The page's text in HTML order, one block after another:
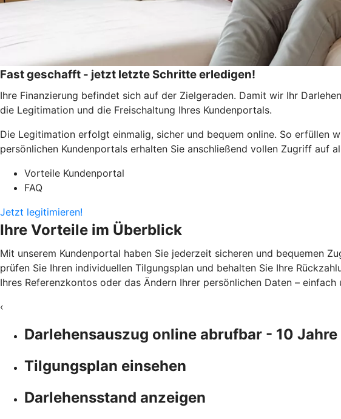
Fast geschafft - jetzt letzte Schritte erledigen!
Ihre Finanzierung befindet sich auf der Zielgeraden. Damit wir Ihr
die Legitimation und die Freischaltung Ihres Kundenportals.
Die Legitimation erfolgt einmalig, sicher und bequem online. So erfüllen
persönlichen Kundenportals erhalten Sie anschließend vollen Zugriff auf
Vorteile Kundenportal
FAQ
Jetzt legitimieren!
Ihre Vorteile im Überblick
Mit unserem Kundenportal haben Sie jederzeit sicheren und bequemen
prüfen Sie Ihren individuellen Tilgungsplan und behalten Sie Ihre
Ihres Referenzkontos oder das Ändern Ihrer persönlichen Daten –
‹
Darlehensauszug online abrufbar - 10
Tilgungsplan einsehen
Darlehensstand anzeigen